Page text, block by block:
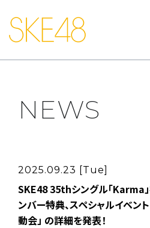
NEWS
2025.09.23 [Tue]
SKE48 35thシングル「Karma
ンバー特典、スペシャルイベン
動会」 の詳細を発表！